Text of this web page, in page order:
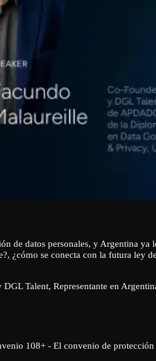
de datos personales, y Argentina
¿cómo se conecta con la futura
Talent, Representante en
108+ - El convenio de protección